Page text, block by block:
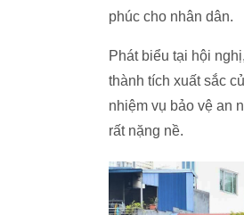
phúc cho nhân dân.
Phát biểu tại hội
thành tích xuất sắc
nhiệm vụ bảo vệ an
rất nặng nề.